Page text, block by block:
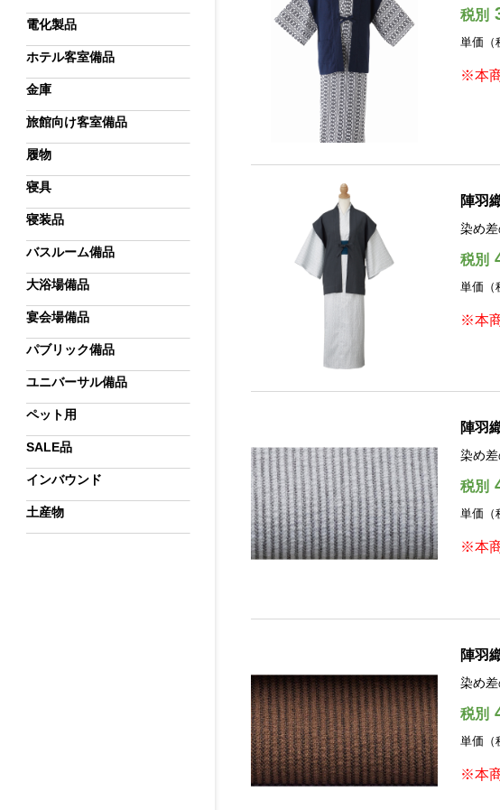
電化製品
ホテル客室備品
金庫
旅館向け客室備品
履物
寝具
寝装品
バスルーム備品
大浴場備品
宴会場備品
パブリック備品
ユニバーサル備品
ペット用
SALE品
インバウンド
土産物
税別
単価
※本
陣羽
染め
税別
単価
※本
陣羽
染め
税別
単価
※本
陣羽
染め
税別
単価
※本